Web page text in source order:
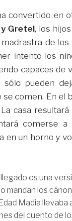
convertido en
Gretel, los
de
intento los
capaces de
pueden
comen. En el
casa
comerse a
en un horno y
es una
mandan los
Madia
del cuento de